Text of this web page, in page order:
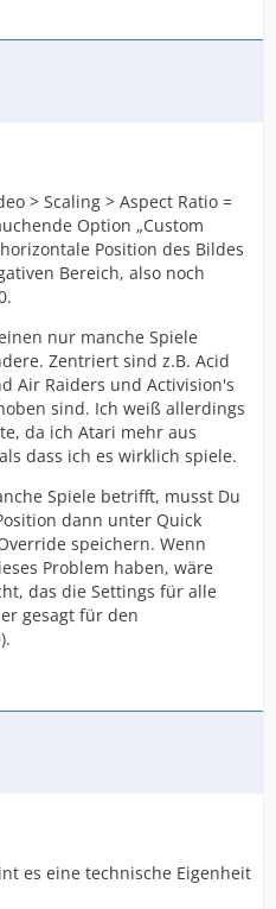
> Scaling > Aspect Ratio =
Option „Custom
Position des Bildes
Bereich, also noch
nur manche Spiele
Zentriert sind z.B. Acid
Air Raiders und Activision's
sind. Ich weiß allerdings
da ich Atari mehr aus
dass ich es wirklich spiele.
Spiele betrifft, musst Du
dann unter Quick
speichern. Wenn
Problem haben, wäre
das die Settings für alle
gesagt für den
es eine technische Eigenheit